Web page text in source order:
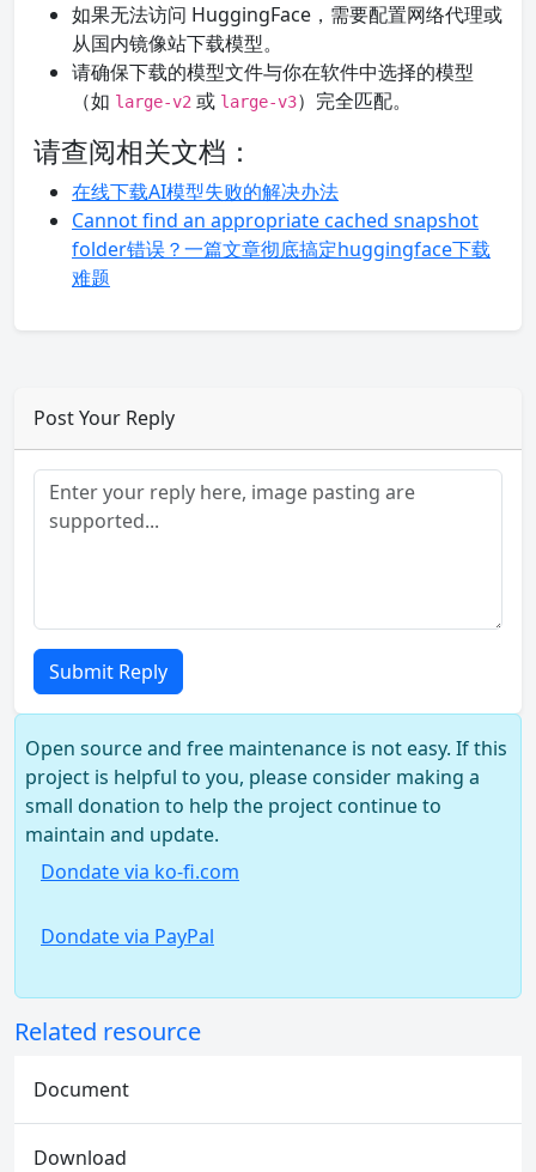
如果无法访问 HuggingFace，需要配置网络代理或
从国内镜像站下载模型。
请确保下载的模型文件与你在软件中选择的模型
（如 large-v2 或 large-v3）完全匹配。
请查阅相关文档：
在线下载AI模型失败的解决办法
Cannot find an appropriate cached snapshot
folder错误？一篇文章彻底搞定huggingface下载
难题
Post Your Reply
Submit Reply
Open source and free maintenance is not easy. If this
project is helpful to you, please consider making a
small donation to help the project continue to
maintain and update.
Dondate via ko-fi.com
Dondate via PayPal
Related resource
Document
Download